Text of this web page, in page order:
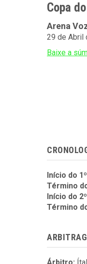
Copa
Arena
29 de Abril
Baixe a
Início do
Término
Início do
Término